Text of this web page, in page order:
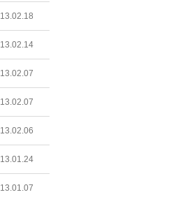
13.02.18
13.02.14
13.02.07
13.02.07
13.02.06
13.01.24
13.01.07